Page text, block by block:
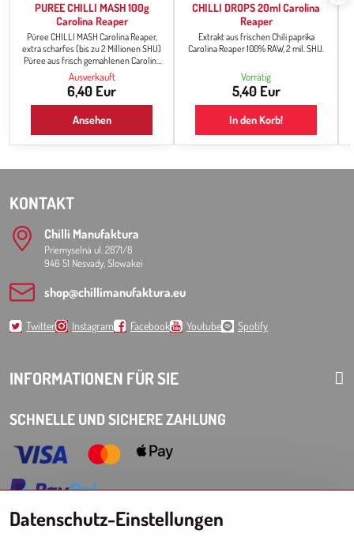
PUREE CHILLI MASH 100g
Carolina Reaper
Püree CHILLI MASH Carolina Reaper,
extra scharfes (bis zu 2 Millionen SHU)
Püree aus frisch gemahlenen Carolina
Reaper Paprika. Die Konsistenz ist
dünnflüssig, matschig. Es dient als Chili-
Basis für die Weiterverarbeitung und
Zubereitung von scharfen Snacks, es ist
die Grundlage für Chili-Saucen, und
versuchen wollten, Ihre eigene scharfe
Ausverkauft
6,40 Eur
Ansehen
CHILLI DROPS 20ml Carolina
Reaper
Extrakt aus frischen Chili paprika
Carolina Reaper 100% RAW, 2 mil. SHU.
Vorrätig
5,40 Eur
In den Korb!
KONTAKT
Chilli Manufaktura
Priemyselná ul. 2871/8
946 51 Nesvady, Slowakei
shop​@chillimanufaktura​.eu
Twitter Instagram Facebook Youtube Spotify
INFORMATIONEN FÜR SIE
SCHNELLE UND SICHERE ZAHLUNG
Choose Eshop for your delivery country:
Datenschutz-Einstellungen